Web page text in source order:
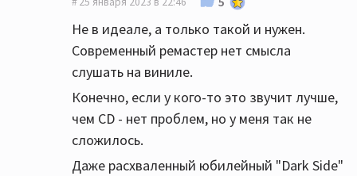
Лучше все деньги, все по максимуму вложить в
хороший CD
Не в идеале, а только такой и нужен.
Современный ремастер нет смысла
слушать на виниле.
Конечно, если у кого-то это звучит лучше,
чем CD - нет проблем, но у меня так не
сложилось.
Даже расхваленный юбилейный "Dark Side"